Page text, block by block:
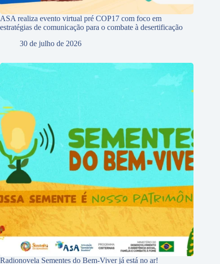
ASA realiza evento virtual pré COP17 com foco em
estratégias de comunicação para o combate à desertificação
30 de julho de 2026
Radionovela Sementes do Bem-Viver já está no ar!